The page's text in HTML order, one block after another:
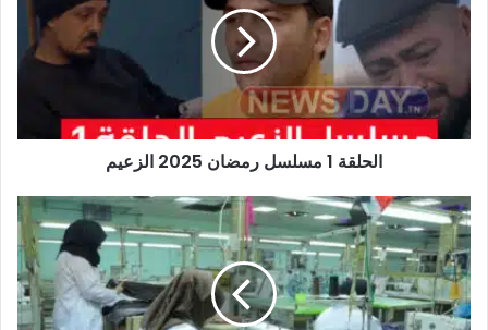
رمضان
الحلقة 1 مسلسل رمضان 2025 الزعيم
إحالة
250
عاملا
بمعمل
الجلد
ببنزرت